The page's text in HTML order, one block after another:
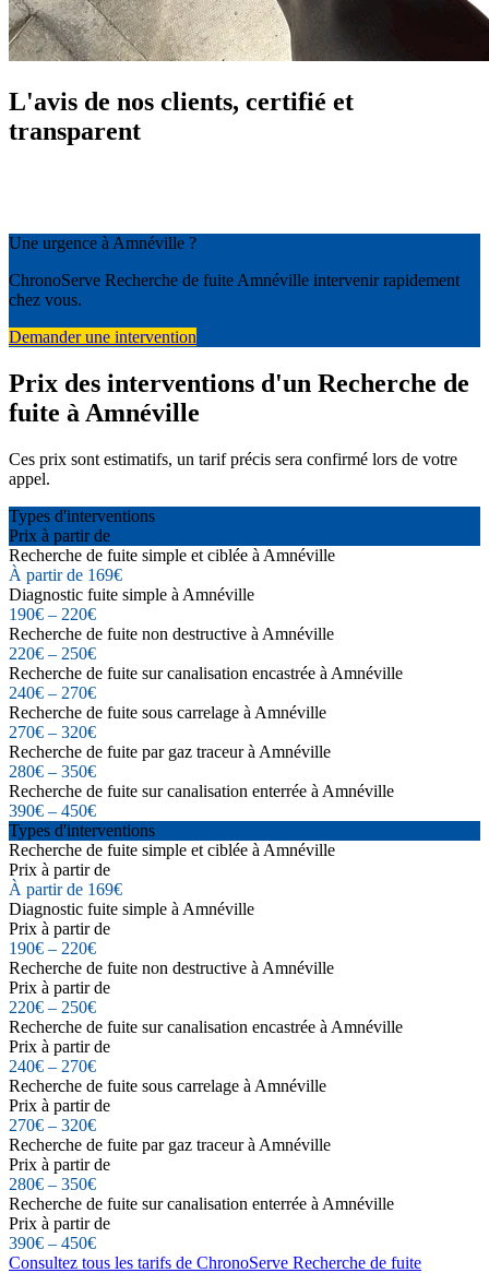
L'avis de nos clients, certifié et
transparent
Une urgence à Amnéville ?
ChronoServe Recherche de fuite Amnéville intervenir rapidement
chez vous.
Demander une intervention
Prix des interventions d'un Recherche de
fuite à Amnéville
Ces prix sont estimatifs, un tarif précis sera confirmé lors de votre
appel.
Types d'interventions
Prix à partir de
Recherche de fuite simple et ciblée à Amnéville
À partir de 169€
Diagnostic fuite simple à Amnéville
190€ – 220€
Recherche de fuite non destructive à Amnéville
220€ – 250€
Recherche de fuite sur canalisation encastrée à Amnéville
240€ – 270€
Recherche de fuite sous carrelage à Amnéville
270€ – 320€
Recherche de fuite par gaz traceur à Amnéville
280€ – 350€
Recherche de fuite sur canalisation enterrée à Amnéville
390€ – 450€
Types d'interventions
Recherche de fuite simple et ciblée à Amnéville
Prix à partir de
À partir de 169€
Diagnostic fuite simple à Amnéville
Prix à partir de
190€ – 220€
Recherche de fuite non destructive à Amnéville
Prix à partir de
220€ – 250€
Recherche de fuite sur canalisation encastrée à Amnéville
Prix à partir de
240€ – 270€
Recherche de fuite sous carrelage à Amnéville
Prix à partir de
270€ – 320€
Recherche de fuite par gaz traceur à Amnéville
Prix à partir de
280€ – 350€
Recherche de fuite sur canalisation enterrée à Amnéville
Prix à partir de
390€ – 450€
Consultez tous les tarifs de ChronoServe Recherche de fuite